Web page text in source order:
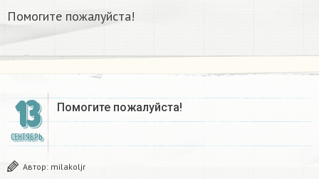
Помогите пожалуйста!
13
СЕНТЯБРЬ
Помогите пожалуйста!
Автор: milakoljr